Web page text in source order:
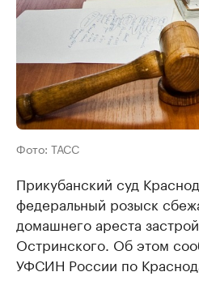
Фото: ТАСС
Прикубанский суд
федеральный розыск
домашнего ареста
Остринского. Об этом
УФСИН России по